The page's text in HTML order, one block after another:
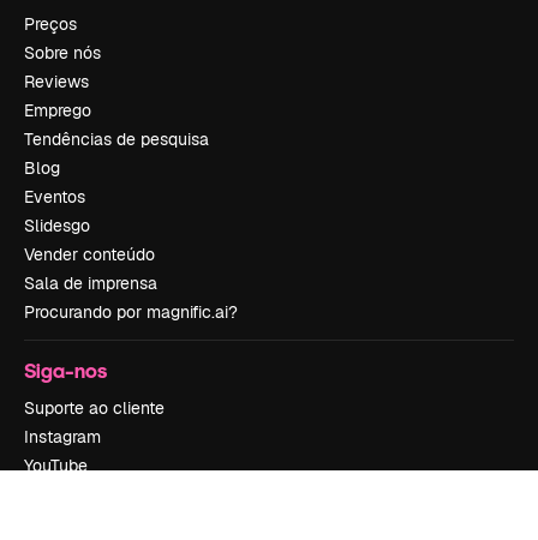
Preços
Sobre nós
Reviews
Emprego
Tendências de pesquisa
Blog
Eventos
Slidesgo
Vender conteúdo
Sala de imprensa
Procurando por magnific.ai?
Siga-nos
Suporte ao cliente
Instagram
YouTube